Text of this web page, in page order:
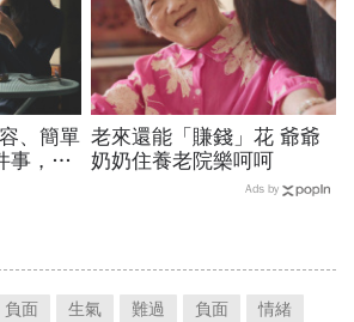
、簡單
事，把
老來還能「賺錢」花 爺爺
奶奶住養老院樂呵呵
Ads by
負面 生氣 難過 負面
情緒